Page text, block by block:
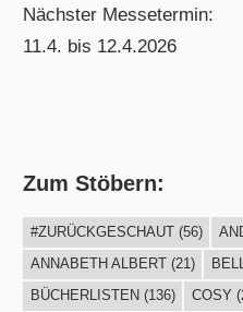
Nächster Messetermin:
11.4. bis 12.4.2026
Zum Stöbern:
#ZURÜCKGESCHAUT(56)
ANNABETH ALBERT(21)
BÜCHERLISTEN (136) COSY